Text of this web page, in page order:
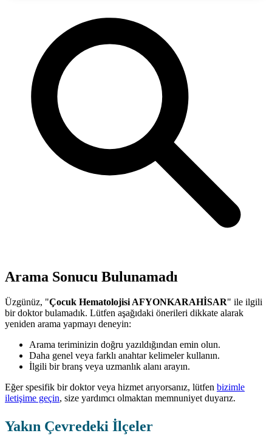
Arama Sonucu Bulunamadı
Üzgünüz, "Çocuk Hematolojisi AFYONKARAHİSAR" ile ilgili
bir doktor bulamadık. Lütfen aşağıdaki önerileri dikkate alarak
yeniden arama yapmayı deneyin:
Arama teriminizin doğru yazıldığından emin olun.
Daha genel veya farklı anahtar kelimeler kullanın.
İlgili bir branş veya uzmanlık alanı arayın.
Eğer spesifik bir doktor veya hizmet arıyorsanız, lütfen bizimle
iletişime geçin, size yardımcı olmaktan memnuniyet duyarız.
Yakın Çevredeki İlçeler